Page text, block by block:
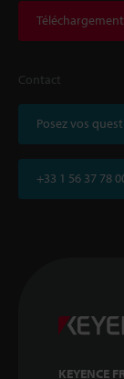
Contact
Posez vos
+33 1 56 37 78
KEYENCE